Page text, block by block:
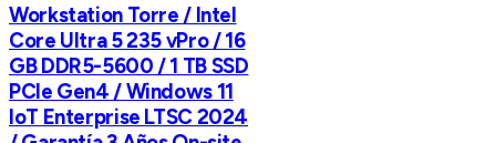
Workstation Torre / Intel
Core Ultra 5 235 vPro / 16
GB DDR5-5600 / 1 TB SSD
PCIe Gen4 / Windows 11
IoT Enterprise LTSC 2024